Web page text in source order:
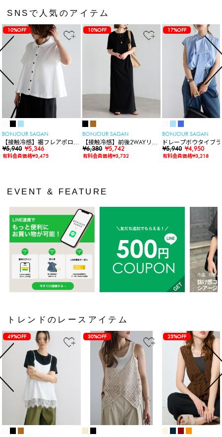
SNSで人気のアイテム
10%OFF
BONJOUR SAGAN
【接触冷感】裾フレアポロシ
ャツ
¥5,940 ¥5,346
有料会員価格¥3,475
10%OFF
BONJOUR SAGAN
【接触冷感】前後2WAYリブ
カットワンピース
¥6,380 ¥5,742
有料会員価格¥3,732
17%OFF
BONJOUR SAGAN
ドレープボウタイブ
ス
¥5,940 ¥4,950
有料会員価格¥3,218
EVENT & FEATURE
トレンドのレースアイテム
49%OFF 30%OFF 25%OFF